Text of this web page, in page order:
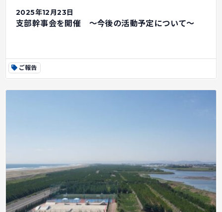
2025年12月23日
支部幹事会を開催 ～今後の活動予定について～
ご報告